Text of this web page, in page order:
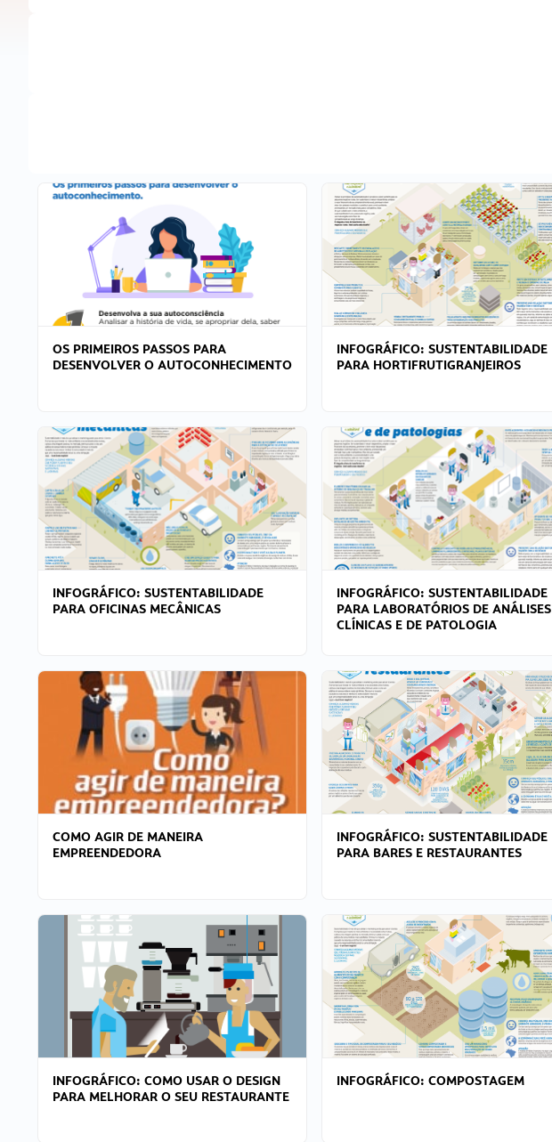
OS PRIMEIROS PASSOS PARA
DESENVOLVER O AUTOCONHECIMENTO
INFOGRÁFICO: SUSTENTABILIDADE
PARA HORTIFRUTIGRANJEIROS
INFOGRÁFICO: SUSTENTABILIDADE
PARA OFICINAS MECÂNICAS
INFOGRÁFICO: SUSTENTABILIDADE
PARA LABORATÓRIOS DE ANÁLISES
CLÍNICAS E DE PATOLOGIA
COMO AGIR DE MANEIRA
EMPREENDEDORA
INFOGRÁFICO: SUSTENTABILIDADE
PARA BARES E RESTAURANTES
INFOGRÁFICO: COMO USAR O DESIGN
PARA MELHORAR O SEU RESTAURANTE
INFOGRÁFICO: COMPOSTAGEM